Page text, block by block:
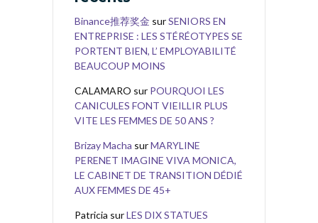
Binance推荐奖金 surSENIORS EN
ENTREPRISE : LES STÉRÉOTYPES SE
PORTENT BIEN, L’ EMPLOYABILITÉ
BEAUCOUP MOINS
CALAMARO sur POURQUOI LES
CANICULES FONT VIEILLIR PLUS
VITE LES FEMMES DE 50 ANS ?
Brizay Macha surMARYLINE
PERENET IMAGINE VIVA MONICA,
LE CABINET DE TRANSITION DÉDIÉ
AUX FEMMES DE 45+
Patricia surLES DIX STATUES